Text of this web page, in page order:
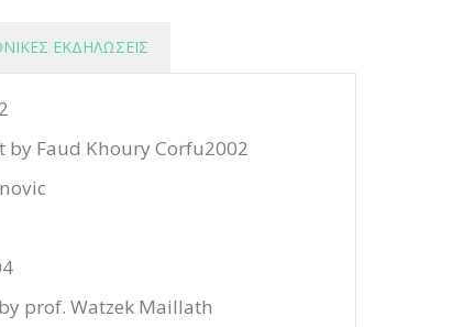
ΕΚΔΗΛΏΣΕΙΣ
Faud Khoury Corfu2002
prof. Watzek Maillath